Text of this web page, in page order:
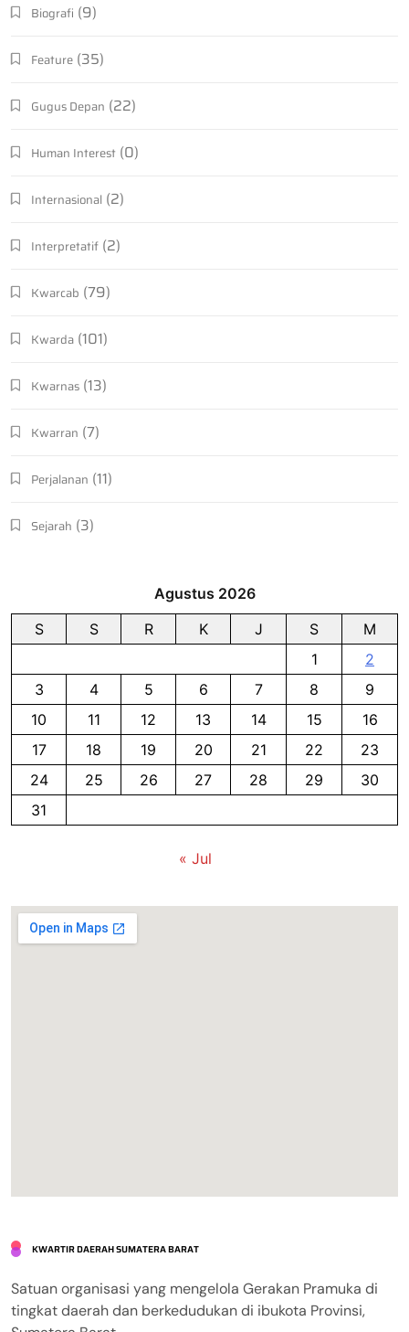
Biografi (9)
Feature (35)
Gugus Depan (22)
Human Interest (0)
Internasional (2)
Interpretatif (2)
Kwarcab (79)
Kwarda (101)
Kwarnas (13)
Kwarran (7)
Perjalanan (11)
Sejarah (3)
Agustus 2026
S
S R K J S
M
1
2
3
4 5 6 7 8
9
10
11 12 13 14 15
16
17
18 19 20 21 22
23
24
25 26 27 28 29
30
31
« Jul
KWARTIR DAERAH SUMATERA BARAT
Satuan organisasi yang mengelola Gerakan Pramuka di
tingkat daerah dan berkedudukan di ibukota Provinsi,